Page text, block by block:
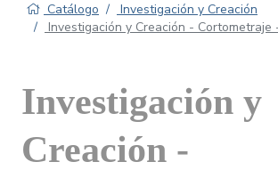
Catálogo
Investigación y Creación
Investigación y Creación - Cortometraje
Investigación y
Creación -